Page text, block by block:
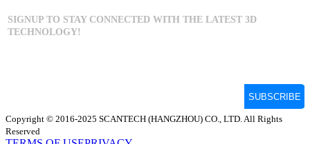
Copyright © 2016-2025 SCANTECH (HANGZHOU) CO., LTD. All Rights
Reserved